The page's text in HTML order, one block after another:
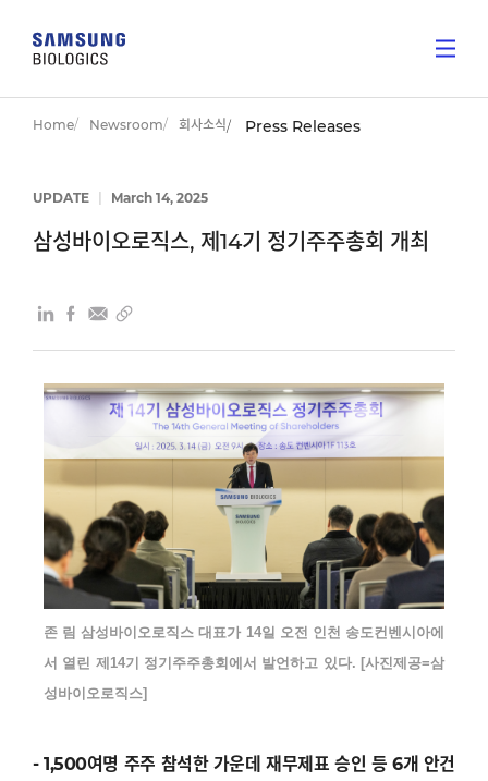
Home Newsroom 회사소식 Press Releases
UPDATE March 14, 2025
삼성바이오로직스, 제14기 정기주주총회 개최
존 림 삼성바이오로직스 대표가 14일 오전 인천 송도컨벤시아에
서 열린 제14기 정기주주총회에서 발언하고 있다. [사진제공=삼
성바이오로직스]
-1,500여명 주주 참석한 가운데 재무제표 승인 등 6개 안건